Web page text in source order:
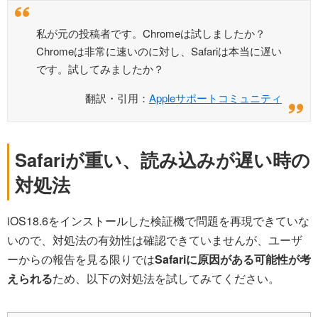
私が元の投稿者です。Chromeは試しましたか？
Chromeは非常に速いのに対し、Safariは本当に遅い
です。試してみましたか？
翻訳・引用： Appleサポートコミュニティ
Safariが重い、読み込みが遅い時の
対処法
iOS18.6をインストールした検証機で問題を再現できていな
いので、対処法の有効性は確認できていませんが、ユーザ
ーからの報告を見る限りではSafariに原因がある可能性が考
えられるため、以下の対処法を試してみてください。